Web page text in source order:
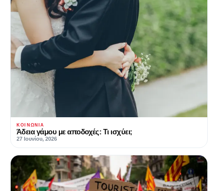
ΚΟΙΝΩΝΊΑ
Άδεια γάμου με αποδοχές: Τι ισχύει;
27 Ιουνίου, 2026